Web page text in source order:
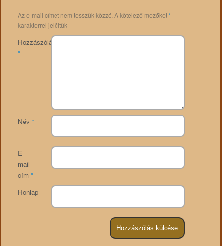
Az e-mail címet nem tesszük közzé. A kötelező mezőket*
karakterrel jelöltük
Hozzászólás
*
Név *
E-
mail
cím *
Honlap